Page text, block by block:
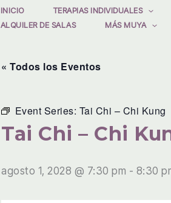
INICIO TERAPIAS INDIVIDUALES
ALQUILER DE SALAS
MÁS MUYA
« Todos los Eventos
Event Series: Tai Chi – Chi Kung
Tai Chi – Chi
agosto 1, 2028 @ 7:30 pm - 8:30